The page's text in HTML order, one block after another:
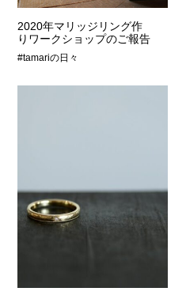
2020年マリッジリング作
りワークショップのご報告
#tamariの日々